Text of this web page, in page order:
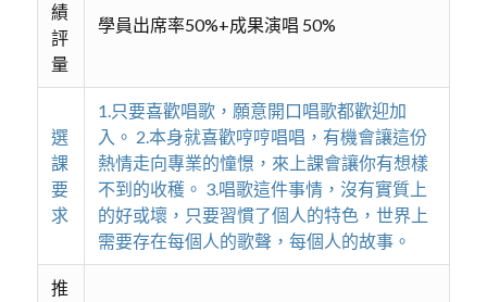
績
評
量
學員出席率50%+成果演唱 50%
選
課
要
求
1.只要喜歡唱歌，願意開口唱歌都歡迎加
入。 2.本身就喜歡哼哼唱唱，有機會讓這份
熱情走向專業的憧憬，來上課會讓你有想樣
不到的收穫。 3.唱歌這件事情，沒有實質上
的好或壞，只要習慣了個人的特色，世界上
需要存在每個人的歌聲，每個人的故事。
推